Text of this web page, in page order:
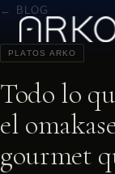
← BLOG
PLATOS ARKO
Todo lo
el
gourmet